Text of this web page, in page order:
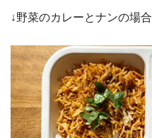
↓野菜のカレーとナンの場合